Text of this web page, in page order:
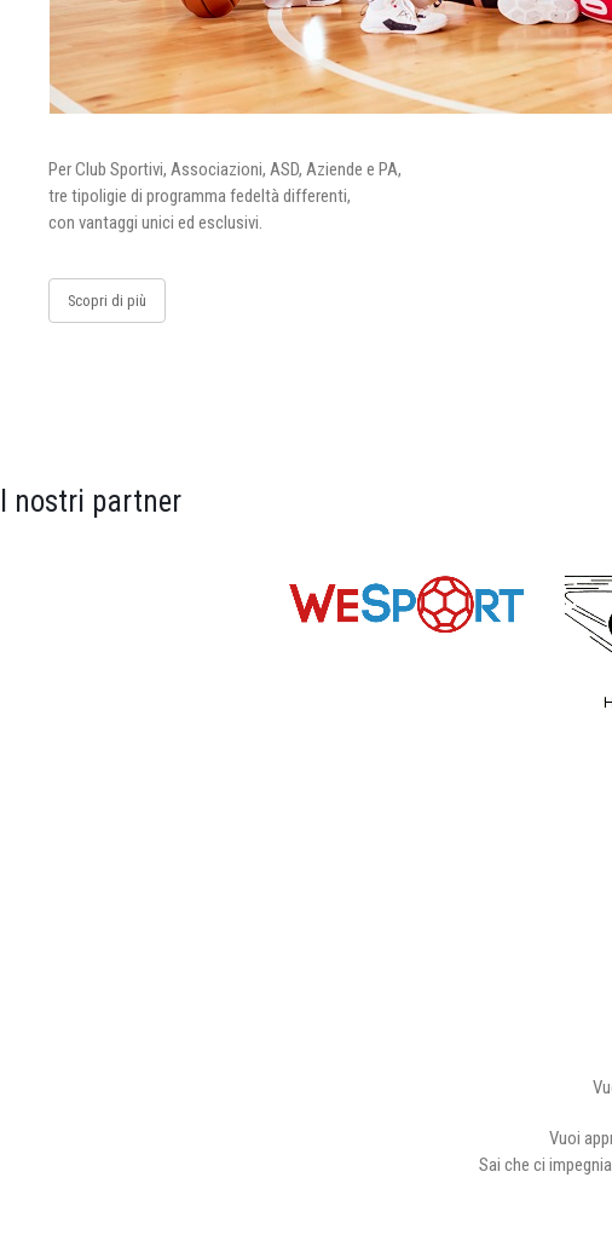
Per Club Sportivi, Associazioni, ASD, Aziende e PA,
tre tipoligie di programma fedeltà differenti,
con vantaggi unici ed esclusivi.
Scopri di più
I nostri partner
Vuoi
Sai che ci